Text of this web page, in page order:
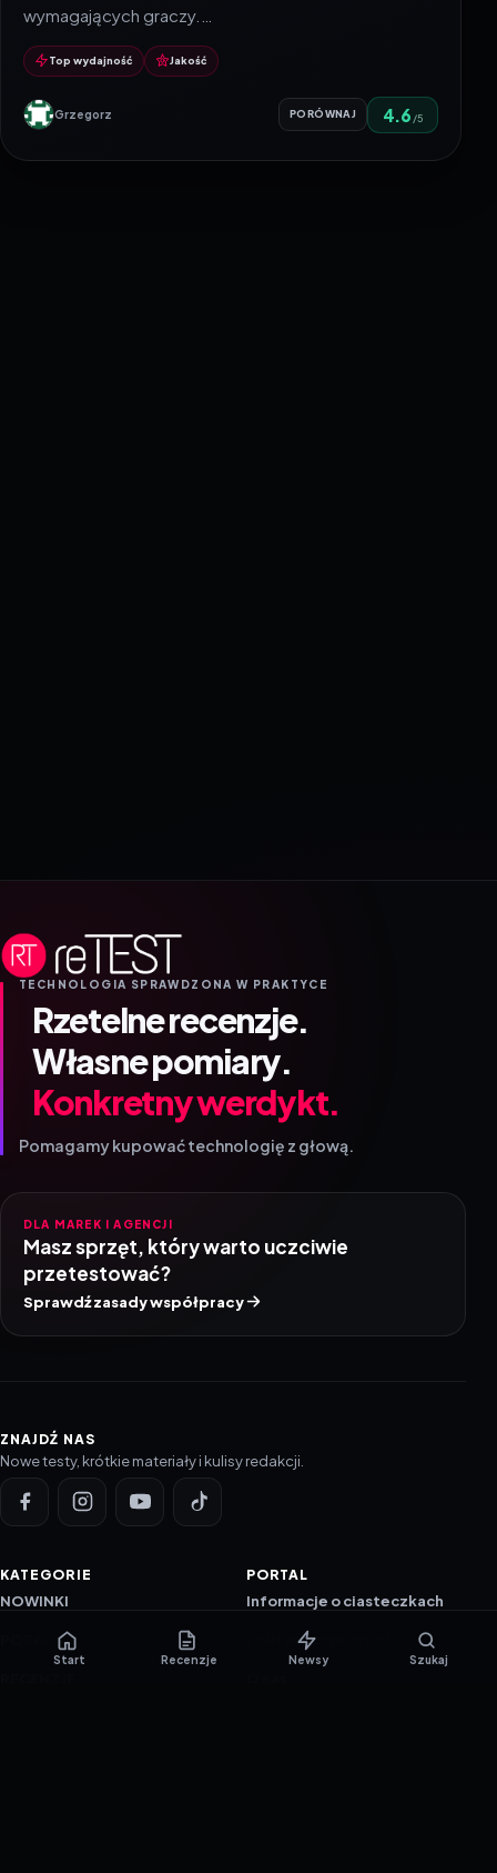
wymagających graczy.…
Top wydajność Jakość
Grzegorz PORÓWNAJ 4.6 /5
TECHNOLOGIA SPRAWDZONA W PRAKTYCE
Rzetelne recenzje.
Własne pomiary.
Konkretny werdykt.
Pomagamy kupować technologię z głową.
DLA MAREK I AGENCJI
Masz sprzęt, który warto uczciwie
przetestować?
Sprawdź zasady współpracy
ZNAJDŹ NAS
Nowe testy, krótkie materiały i kulisy redakcji.
KATEGORIE
NOWINKI
PORADNIKI
PORTAL
Informacje o ciasteczkach
Polityka prywatności
Start Recenzje Newsy Szukaj